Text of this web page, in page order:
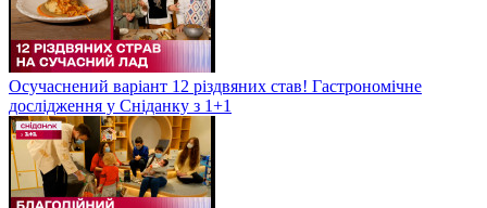
Осучаснений варіант 12 різдвяних став! Гастрономічне
дослідження у Сніданку з 1+1